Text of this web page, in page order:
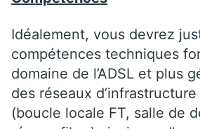
Idéalement, vous devrez
compétences techniques
domaine de l’ADSL et plus
des réseaux
(boucle locale FT, salle de